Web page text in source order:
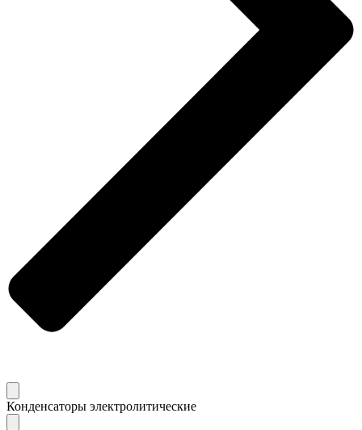
Конденсаторы электролитические